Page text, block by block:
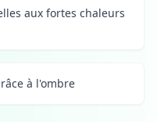
aux fortes chaleurs
à l'ombre